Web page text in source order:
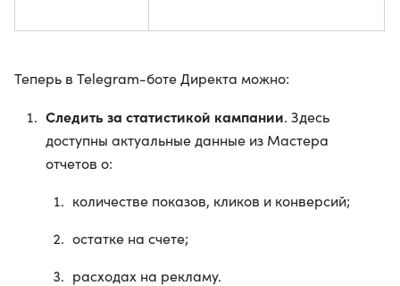
Теперь в Telegram-боте Директа можно:
Следить за статистикой кампании. Здесь
доступны актуальные данные из Мастера
отчетов о:
количестве показов, кликов и конверсий;
остатке на счете;
расходах на рекламу.